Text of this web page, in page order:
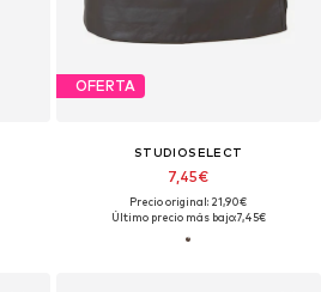
OFERTA
STUDIOSELECT
7,45€
Precio original: 21,90€
Último precio más bajo:7,45€